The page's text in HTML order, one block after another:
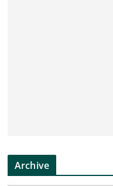
Archive